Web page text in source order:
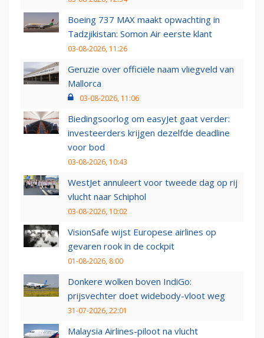
Boeing 737 MAX maakt opwachting in
Tadzjikistan: Somon Air eerste klant
03-08-2026, 11:26
Geruzie over officiële naam vliegveld van
Mallorca
03-08-2026, 11:06
Biedingsoorlog om easyJet gaat verder:
investeerders krijgen dezelfde deadline
voor bod
03-08-2026, 10:43
WestJet annuleert voor tweede dag op rij
vlucht naar Schiphol
03-08-2026, 10:02
VisionSafe wijst Europese airlines op
gevaren rook in de cockpit
01-08-2026, 8:00
Donkere wolken boven IndiGo:
prijsvechter doet widebody-vloot weg
31-07-2026, 22:01
Malaysia Airlines-piloot na vlucht